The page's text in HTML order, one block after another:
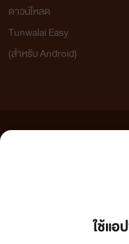
ใช้แ
ดาวน์โหลด
Tunwalai Easy
(สำหรับ Android)
เว็บไซต์แห่งนี้ไม่ได้เห็นด้วยและไม่ขอรับ
วิจารณญาณในการกลั่นกรองด้วยตนเอง
กรุณาแจ้งมาที่ tunwalai@ookbee.com
ลิขสิทธิ์ตามพระราชบัญญัติลิขสิทธิ์ (ฉบับเ